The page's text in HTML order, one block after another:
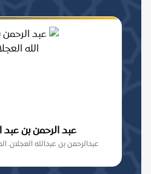
عبد الرحمن بن عبد
عبدالرحمن بن عبدالله العجلان.